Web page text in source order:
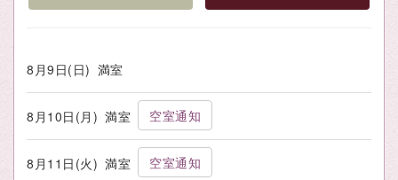
8月9日(日) 満室
8月10日(月) 満室 空室通知
8月11日(火) 満室 空室通知